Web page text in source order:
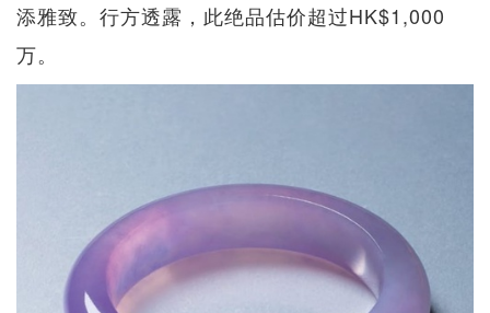
添雅致。行方透露，此绝品估价超过HK$1,000
万。